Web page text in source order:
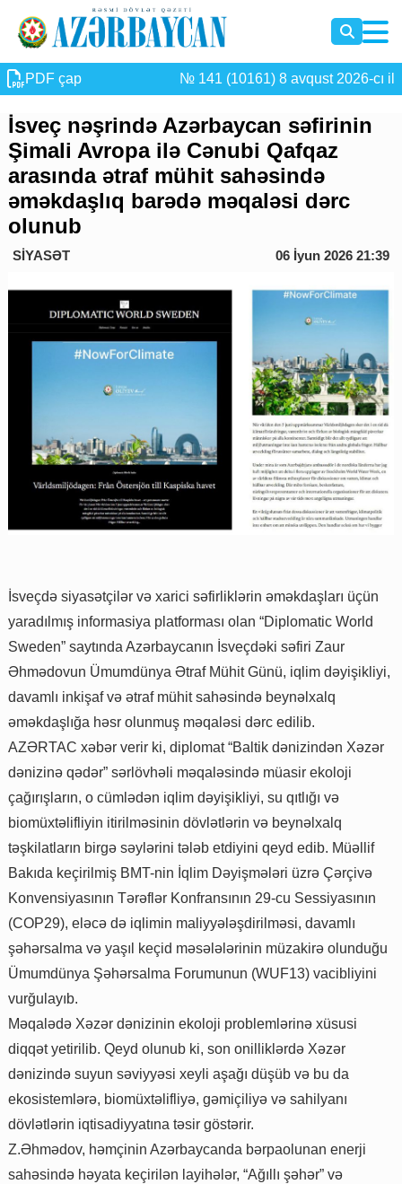
PDF çap № 141 (10161) 8 avqust 2026-cı il
İsveç nəşrində Azərbaycan səfirinin
Şimali Avropa ilə Cənubi Qafqaz
arasında ətraf mühit sahəsində
əməkdaşlıq barədə məqaləsi dərc
olunub
SİYASƏT 06 İyun 2026 21:39
İsveçdə siyasətçilər və xarici səfirliklərin əməkdaşları üçün
yaradılmış informasiya platforması olan “Diplomatic World
Sweden” saytında Azərbaycanın İsveçdəki səfiri Zaur
Əhmədovun Ümumdünya Ətraf Mühit Günü, iqlim dəyişikliyi,
davamlı inkişaf və ətraf mühit sahəsində beynəlxalq
əməkdaşlığa həsr olunmuş məqaləsi dərc edilib.
AZƏRTAC xəbər verir ki, diplomat “Baltik dənizindən Xəzər
dənizinə qədər” sərlövhəli məqaləsində müasir ekoloji
çağırışların, o cümlədən iqlim dəyişikliyi, su qıtlığı və
biomüxtəlifliyin itirilməsinin dövlətlərin və beynəlxalq
təşkilatların birgə səylərini tələb etdiyini qeyd edib. Müəllif
Bakıda keçirilmiş BMT-nin İqlim Dəyişmələri üzrə Çərçivə
Konvensiyasının Tərəflər Konfransının 29-cu Sessiyasının
(COP29), eləcə də iqlimin maliyyələşdirilməsi, davamlı
şəhərsalma və yaşıl keçid məsələlərinin müzakirə olunduğu
Ümumdünya Şəhərsalma Forumunun (WUF13) vacibliyini
vurğulayıb.
Məqalədə Xəzər dənizinin ekoloji problemlərinə xüsusi
diqqət yetirilib. Qeyd olunub ki, son onilliklərdə Xəzər
dənizində suyun səviyyəsi xeyli aşağı düşüb və bu da
ekosistemlərə, biomüxtəlifliyə, gəmiçiliyə və sahilyanı
dövlətlərin iqtisadiyyatına təsir göstərir.
Z.Əhmədov, həmçinin Azərbaycanda bərpaolunan enerji
sahəsində həyata keçirilən layihələr, “Ağıllı şəhər” və